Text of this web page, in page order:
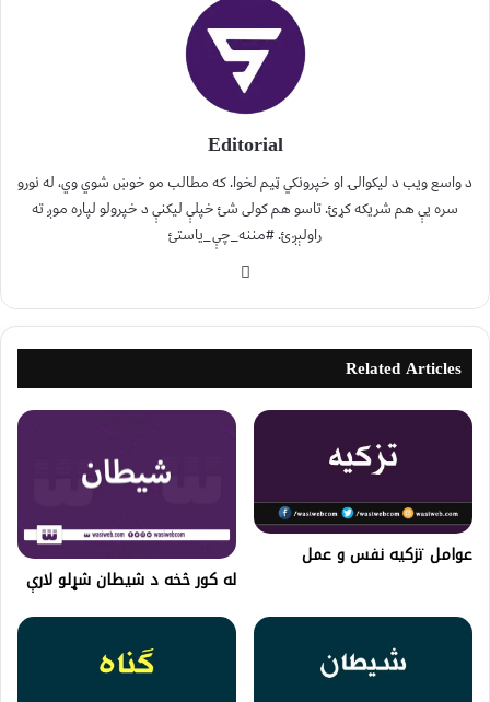
Editorial
د واسع ویب د لیکوالۍ او خپرونکي ټیم لخوا. که مطالب مو خوښ شوي وي، له نورو
سره یې هم شریکه کړئ. تاسو هم کولی شئ خپلې لیکنې د خپرولو لپاره موږ ته
راولېږئ. #مننه_چې_یاستئ
Related Articles
عوامل تزکیه نفس و عمل
له کور څخه د شيطان شړلو لارې